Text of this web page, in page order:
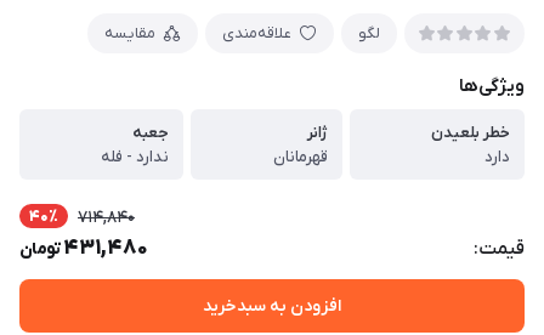
لگو علاقه‌مندی مقایسه
ویژگی‌ها
خطر بلعیدن
دارد
ژانر
قهرمانان
جعبه
ندارد - فله
قیمت:
714,840 40٪
431,480تومان
افزودن به سبدخرید